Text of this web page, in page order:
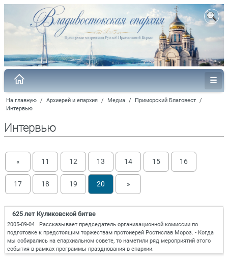
На главную / Архиерей и епархия / Медиа / Приморский Благовест /
Интервью
Интервью
« 11 12 13 14 15 16
17 18 19 20 »
625 лет Куликовской битве
2005-09-04 Рассказывает председатель организационной комиссии по
подготовке к предстоящим торжествам протоиерей Ростислав Мороз. - Когда
мы собирались на епархиальном совете, то наметили ряд мероприятий этого
события в рамках программы празднования в епархии.